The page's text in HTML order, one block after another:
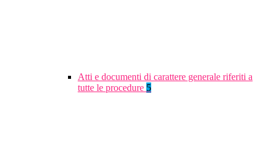
Atti e documenti di carattere generale riferiti a
tutte le procedure 5